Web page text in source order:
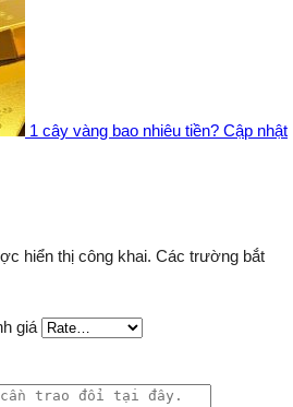
1 cây vàng bao nhiêu tiền? Cập nhật
hiển thị công khai. Các trường bắt
giá